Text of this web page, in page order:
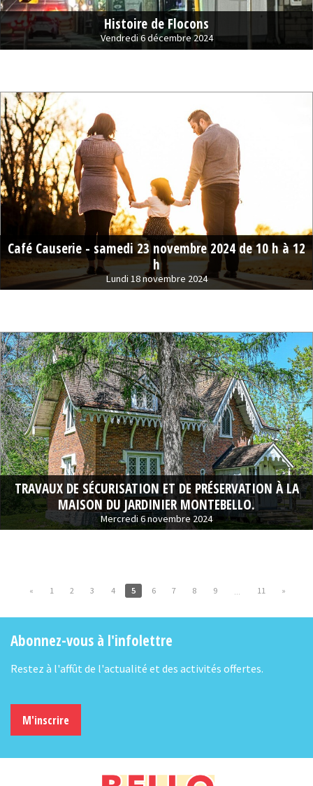
Histoire de Flocons
Vendredi 6 décembre 2024
Café Causerie - samedi 23 novembre 2024 de 10 h à 12
h
Lundi 18 novembre 2024
TRAVAUX DE SÉCURISATION ET DE PRÉSERVATION À LA
MAISON DU JARDINIER MONTEBELLO.
Mercredi 6 novembre 2024
« 1 2 3 4 5 6 7 8 9 ... 11 »
Abonnez-vous à l'infolettre
Restez à l'affût de l'actualité et des activités offertes.
M'inscrire